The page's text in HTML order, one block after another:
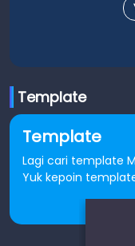
Template
Template
Lagi cari template
Yuk kepoin